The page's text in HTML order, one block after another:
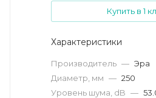
Купить в 1
Характеристики
Производитель — Эра
Диаметр, мм — 250
Уровень шума, dB —